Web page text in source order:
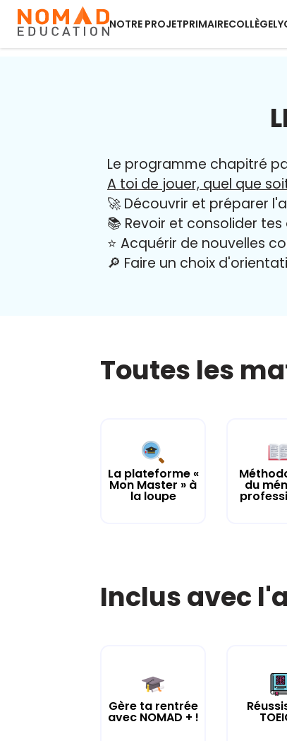
NOTRE PROJETPRIMAIRECOLLÈGE
Le programme chapitré
A toi de jouer, quel que
🚀 Découvrir et préparer
📚 Revoir et consolider
⭐️ Acquérir de nouvelles
🔎 Faire un choix
Toutes les
La plateforme «
Mon Master » à
la loupe
du
Inclus avec
Gère ta rentrée
avec NOMAD + !